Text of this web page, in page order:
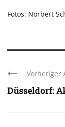
Fotos: Norbert
Vorheriger
Düsseldorf: